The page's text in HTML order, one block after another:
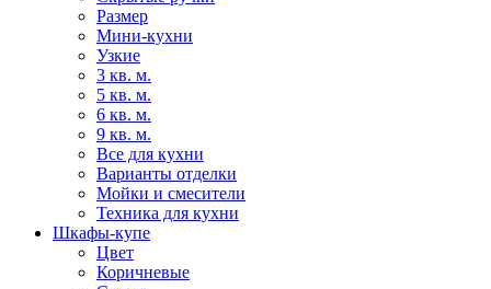
Размер
Мини-кухни
Узкие
3 кв. м.
5 кв. м.
6 кв. м.
9 кв. м.
Все для кухни
Варианты отделки
Мойки и смесители
Техника для кухни
Шкафы-купе
Цвет
Коричневые